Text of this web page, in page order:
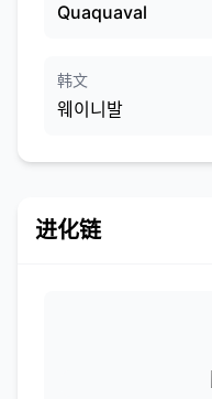
Quaquaval
韩文
웨이니발
进化链